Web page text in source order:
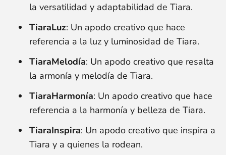
la versatilidad y adaptabilidad de Tiara.
TiaraLuz: Un apodo creativo que hace
referencia a la luz y luminosidad de Tiara.
TiaraMelodía: Un apodo creativo que resalta
la armonía y melodía de Tiara.
TiaraHarmonía: Un apodo creativo que hace
referencia a la harmonía y belleza de Tiara.
TiaraInspira: Un apodo creativo que inspira a
Tiara y a quienes la rodean.